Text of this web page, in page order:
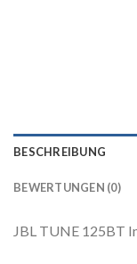
BESCHREIBUNG
BEWERTUNGEN (0)
JBL TUNE 125BT